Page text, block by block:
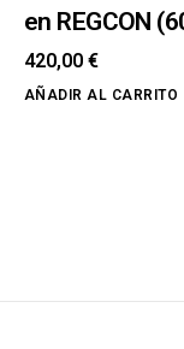
en REGCON
420,00 €
AÑADIR AL CARRITO